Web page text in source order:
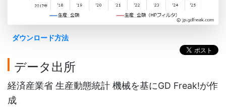
ダウンロード方法
データ出所
経済産業省 生産動態統計 機械を基にGD Freak!が作
成